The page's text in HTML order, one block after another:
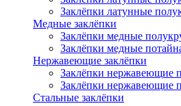
Заклёпки латунные
Медные заклёпки
Заклёпки медные
Заклёпки медные
Нержавеющие заклёпки
Заклёпки нержавеющие
Заклёпки нержавеющие
Стальные заклёпки